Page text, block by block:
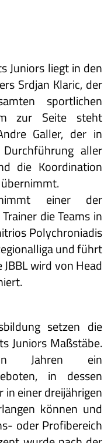
Juniors liegt in den
Srdjan Klaric, der
sportlichen
zur Seite steht
Galler, der in
aller
die Koordination
einer der
die Teams in
Polychroniadis
und führt
JBBL wird von Head
setzen die
Juniors Maßstäbe.
Jahren ein
in dessen
einer dreijährigen
können und
oder Profibereich